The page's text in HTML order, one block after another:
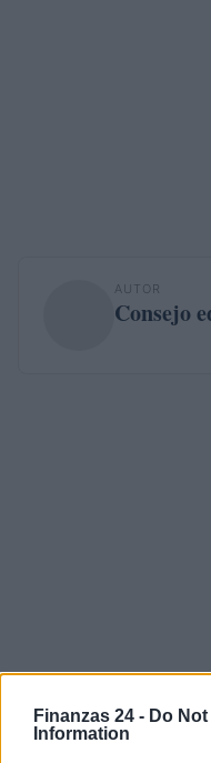
Finanzas 24 - Do
Information
AUTOR
Consejo